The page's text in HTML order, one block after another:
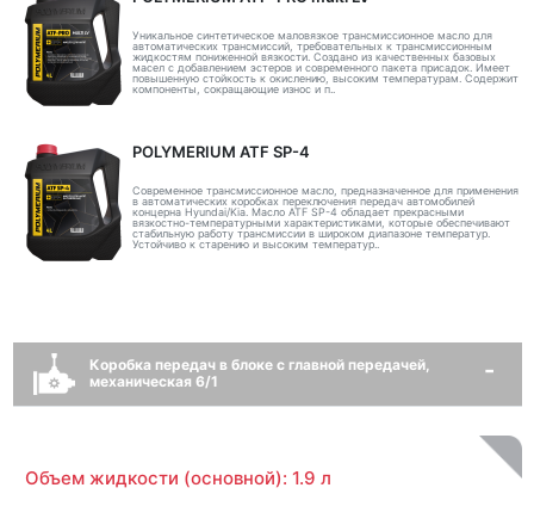
Уникальное синтетическое маловязкое трансмиссионное масло для
автоматических трансмиссий, требовательных к трансмиссионным
жидкостям пониженной вязкости. Создано из качественных базовых
масел с добавлением эстеров и современного пакета присадок. Имеет
повышенную стойкость к окислению, высоким температурам. Содержит
компоненты, сокращающие износ и п..
POLYMERIUM ATF SP-4
Современное трансмиссионное масло, предназначенное для применения
в автоматических коробках переключения передач автомобилей
концерна Hyundai/Kia. Масло ATF SP-4 обладает прекрасными
вязкостно-температурными характеристиками, которые обеспечивают
стабильную работу трансмиссии в широком диапазоне температур.
Устойчиво к старению и высоким температур..
Коробка передач в блоке с главной передачей,
механическая 6/1
Объем жидкости (основной): 1.9 л